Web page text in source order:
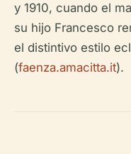
y 1910, cuando el
su hijo Francesco
el distintivo estilo
(faenza.amacitta.it).